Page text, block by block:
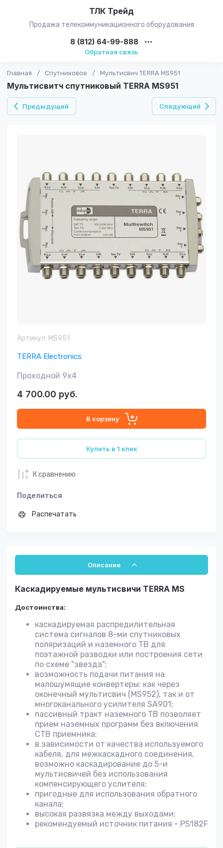
ТЛК Трейд
Продажа телекоммуникационного оборудования
8 (812) 64-99-888
Обратная связь
Главная / Спутниковое / Мультисвич TERRA MS951
Мультисвитч спутниковый TERRA MS951
Предыдущий Следующий
Артикул: MS951
TERRA Electronics
Проходной 9х4
4 700.00 руб.
В корзину
Купить в 1 клик
К сравнению
Поделиться
Распечатать
Описание
Каскадируемые мультисвичи TERRA MS
Достоинства:
каскадируемая распредилительная
система сигналов 8-ми спутниковых
поляризаций и наземного ТВ для
поэтажной разводки или построения сети
по схеме "звезда";
возможность подачи питания на
малошумящие конвертеры: как через
оконечный мультисвич (MS952), так и от
многоканального усилителя SA901;
пассивный тракт наземного ТВ позволяет
прием наземных программ без включения
CTB приемника;
в зависимости от качества используемого
кабеля, для межкаскадного соединения,
возможно каскадирование до 5-и
мультисвичей без использования
компенсирующего услителя;
пригодные для использования обратного
канала;
высокая развязка между выходами;
рекомендуемый источник питания - PS182F